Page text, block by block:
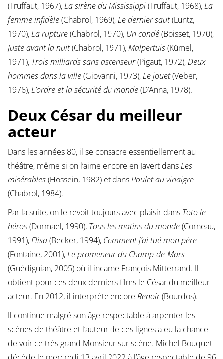
(Truffaut, 1967),La sirène du Mississippi(Truffaut, 1968),La
femme infidèle(Chabrol, 1969),Le dernier saut(Luntz,
1970),La rupture(Chabrol, 1970), Un condé(Boisset, 1970),
Juste avant la nuit(Chabrol, 1971),Malpertuis(Kümel,
1971), Trois milliards sans ascenseur(Pigaut, 1972),Deux
hommes dans la ville(Giovanni, 1973),Le jouet(Veber,
1976),L’ordre et la sécurité du monde(D’Anna, 1978).
Deux César du meilleur
acteur
Dans les années 80, il se consacre essentiellement au
théâtre, même si on l’aime encore en Javert dansLes
misérables(Hossein, 1982) et dansPoulet au vinaigre
(Chabrol, 1984).
Par la suite, on le revoit toujours avec plaisir dans Toto le
héros(Dormael, 1990), Tous les matins du monde(Corneau,
1991),Elisa(Becker, 1994), Comment j’ai tué mon père
(Fontaine, 2001),Le promeneur du Champ-de-Mars
(Guédiguian, 2005) où il incarne François Mitterrand. Il
obtient pour ces deux derniers films le César du meilleur
acteur. En 2012, il interprète encore Renoir(Bourdos).
Il continue malgré son âge respectable à arpenter les
scènes de théâtre et l’auteur de ces lignes a eu la chance
de voir ce très grand Monsieur sur scène. Michel Bouquet